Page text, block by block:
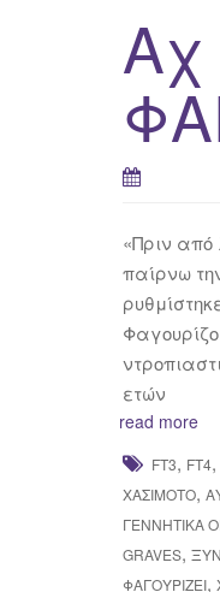
Αχ
«Πριν από
παίρνω
ετών
read more
FT3, FT4,
ΧΑΣΙΜΌΤΟ,
ΓΕΝΝΗΤΙΚΆ
GRAVES,
ΦΑΓΟΥΡΊΖΕΙ,